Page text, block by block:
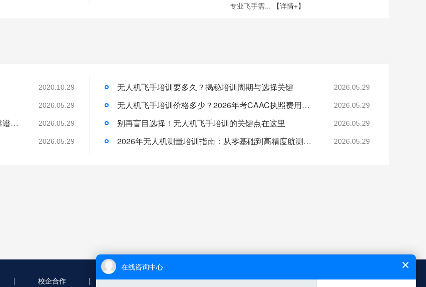
专业飞手需...
【详情+】
2020.10.29
2026.05.29
无人机技术培训怎么选？避开这3个坑，轻松找到靠谱机构 2026.05.29
2026.05.29
无人机飞手培训要多久？揭秘培训周期与选择关键 2026.05.29
无人机飞手培训价格多少？2026年考CAAC执照费用全解析 2026.05.29
别再盲目选择！无人机飞手培训的关键点在这里 2026.05.29
2026年无人机测量培训指南：从零基础到高精度航测专家 2026.05.29
校企合作 合作案例 新闻中心 能飞简介 网站地图